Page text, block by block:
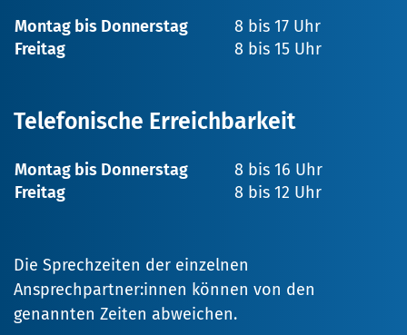
Montag bis Donnerstag
8 bis 17 Uhr
Freitag
8 bis 15 Uhr
Telefonische Erreichbarkeit
Montag bis Donnerstag
8 bis 16 Uhr
Freitag
8 bis 12 Uhr
Die Sprechzeiten der einzelnen
Ansprechpartner:innen können von den
genannten Zeiten abweichen.